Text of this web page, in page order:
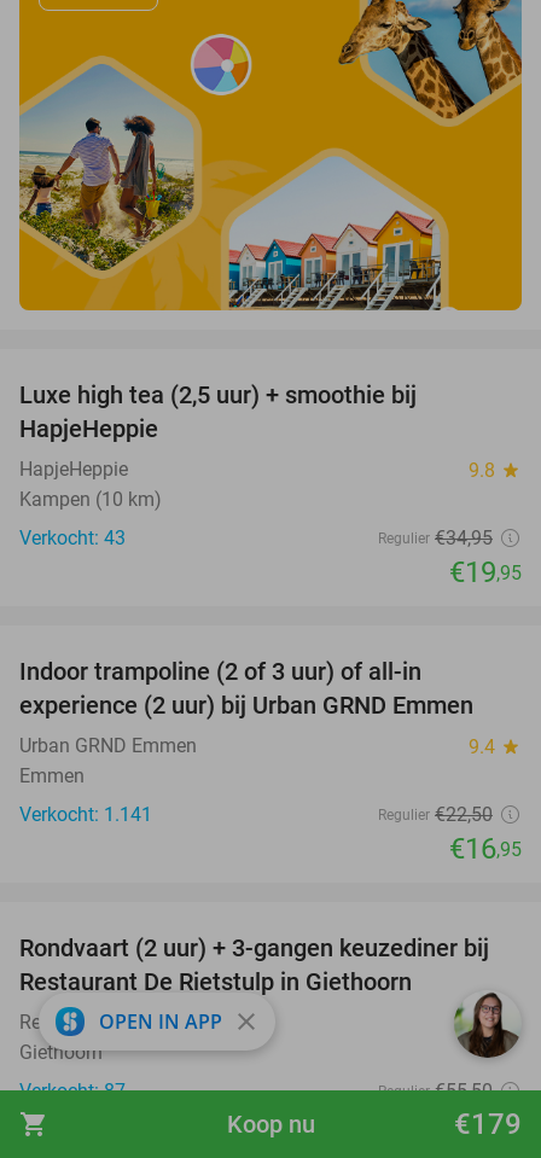
shopping_cart €179
Koop nu
Luxe high tea (2,5 uur) + smoothie bij
HapjeHeppie
HapjeHeppie 9.8 star
Kampen (10 km)
Verkocht: 43
Regulier €34,95
€19,95
Indoor trampoline (2 of 3 uur) of all-in
experience (2 uur) bij Urban GRND Emmen
Urban GRND Emmen 9.4 star
Emmen
Verkocht: 1.141
Regulier €22,50
€16,95
41%
Rondvaart (2 uur) + 3-gangen keuzediner bij
Restaurant De Rietstulp in Giethoorn
Restaurant De Rietstulp 9.7star
Giethoorn
Verkocht: 87
Regulier €55,50
€32,50
OPEN IN APP close